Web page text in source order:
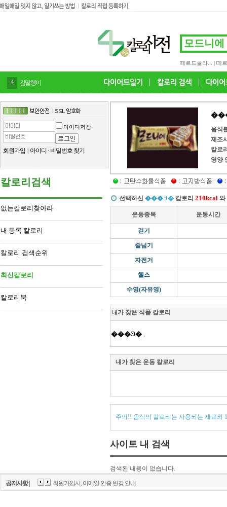
떼르드글라... 떼
4 감말랭이
아이디저장
회원가입 아이디 · 비밀번호 찾기
칼로리검색
없는칼로리찾아라
내 등록 칼로리
칼로리 검색순위
최신칼로리
칼로리북
음식
제조
칼로
영양
선택하신 ���Ͽ� 칼로리 210kcal 와
운동종목 운동시간
걷기
줄넘기
자전거
헬스
수영(자유영)
내가 찾은 식품 칼로리
���Ͽ� ,
내가 찾은 운동 칼로리
주의!! 음식의 칼로리는 사용되는 재료와
사이트 내 검색
검색된 내용이 없습니다.
공지사항 | 회원가입시, 이메일 인증 변경 안내